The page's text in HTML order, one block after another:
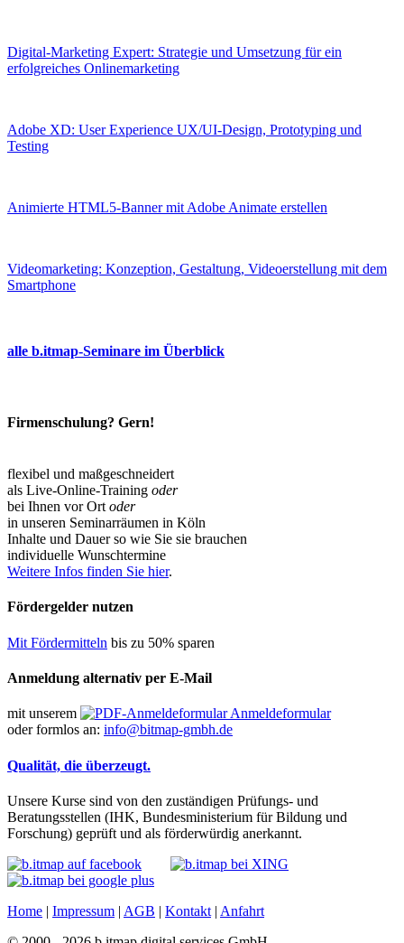
Digital-Marketing Expert: Strategie und Umsetzung für ein
erfolgreiches Onlinemarketing
Adobe XD: User Experience UX/UI-Design, Prototyping und
Testing
Animierte HTML5-Banner mit Adobe Animate erstellen
Videomarketing: Konzeption, Gestaltung, Videoerstellung mit dem
Smartphone
alle b.itmap-Seminare im Überblick
Firmenschulung? Gern!
flexibel und maßgeschneidert
als Live-Online-Training oder
bei Ihnen vor Ort oder
in unseren Seminarräumen in Köln
Inhalte und Dauer so wie Sie sie brauchen
individuelle Wunschtermine
Weitere Infos finden Sie hier.
Fördergelder nutzen
Mit Fördermitteln bis zu 50% sparen
Anmeldung alternativ per E-Mail
mit unserem
Anmeldeformular
oder formlos an: info@bitmap-gmbh.de
Qualität, die überzeugt.
Unsere Kurse sind von den zuständigen Prüfungs- und
Beratungsstellen (IHK, Bundesministerium für Bildung und
Forschung) geprüft und als förderwürdig anerkannt.
Home | Impressum | AGB | Kontakt | Anfahrt